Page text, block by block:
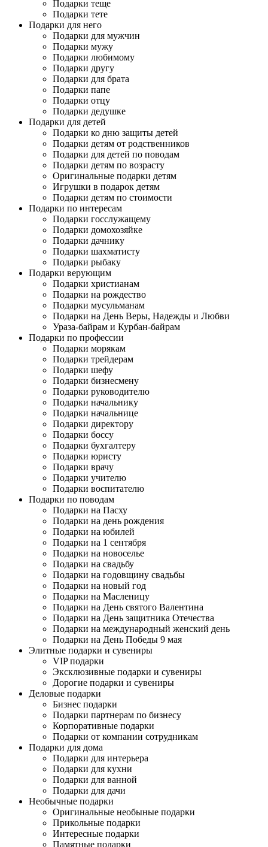
Подарки теще
Подарки тете
Подарки для него
Подарки для мужчин
Подарки мужу
Подарки любимому
Подарки другу
Подарки для брата
Подарки папе
Подарки отцу
Подарки дедушке
Подарки для детей
Подарки ко дню защиты детей
Подарки детям от родственников
Подарки для детей по поводам
Подарки детям по возрасту
Оригинальные подарки детям
Игрушки в подарок детям
Подарки детям по стоимости
Подарки по интересам
Подарки госслужащему
Подарки домохозяйке
Подарки дачнику
Подарки шахматисту
Подарки рыбаку
Подарки верующим
Подарки христианам
Подарки на рождество
Подарки мусульманам
Подарки на День Веры, Надежды и Любви
Ураза-байрам и Курбан-байрам
Подарки по профессии
Подарки морякам
Подарки трейдерам
Подарки шефу
Подарки бизнесмену
Подарки руководителю
Подарки начальнику
Подарки начальнице
Подарки директору
Подарки боссу
Подарки бухгалтеру
Подарки юристу
Подарки врачу
Подарки учителю
Подарки воспитателю
Подарки по поводам
Подарки на Пасху
Подарки на день рождения
Подарки на юбилей
Подарки на 1 сентября
Подарки на новоселье
Подарки на свадьбу
Подарки на годовщину свадьбы
Подарки на новый год
Подарки на Масленицу
Подарки на День святого Валентина
Подарки на День защитника Отечества
Подарки на международный женский день
Подарки на День Победы 9 мая
Элитные подарки и сувениры
VIP подарки
Эксклюзивные подарки и сувениры
Дорогие подарки и сувениры
Деловые подарки
Бизнес подарки
Подарки партнерам по бизнесу
Корпоративные подарки
Подарки от компании сотрудникам
Подарки для дома
Подарки для интерьера
Подарки для кухни
Подарки для ванной
Подарки для дачи
Необычные подарки
Оригинальные необыные подарки
Прикольные подарки
Интересные подарки
Памятные подарки